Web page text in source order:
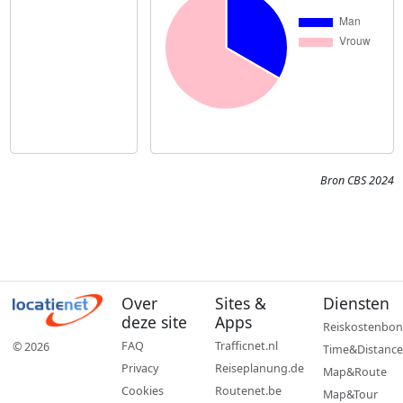
Bron CBS 2024
© 2026
Over
deze site
FAQ
Privacy
Cookies
Sites &
Apps
Trafficnet.nl
Reiseplanung.de
Routenet.be
Diensten
Reiskostenbon
Time&Distance
Map&Route
Map&Tour